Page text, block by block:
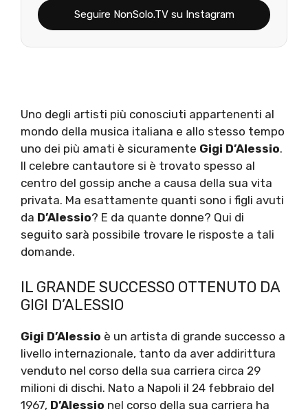
Seguire NonSolo.TV su Instagram
Uno degli artisti più conosciuti appartenenti al
mondo della musica italiana e allo stesso tempo
uno dei più amati è sicuramente Gigi D’Alessio.
Il celebre cantautore si è trovato spesso al
centro del gossip anche a causa della sua vita
privata. Ma esattamente quanti sono i figli avuti
da D’Alessio? E da quante donne? Qui di
seguito sarà possibile trovare le risposte a tali
domande.
IL GRANDE SUCCESSO OTTENUTO DA
GIGI D’ALESSIO
Gigi D’Alessio è un artista di grande successo a
livello internazionale, tanto da aver addirittura
venduto nel corso della sua carriera circa 29
milioni di dischi. Nato a Napoli il 24 febbraio del
1967, D’Alessio nel corso della sua carriera ha